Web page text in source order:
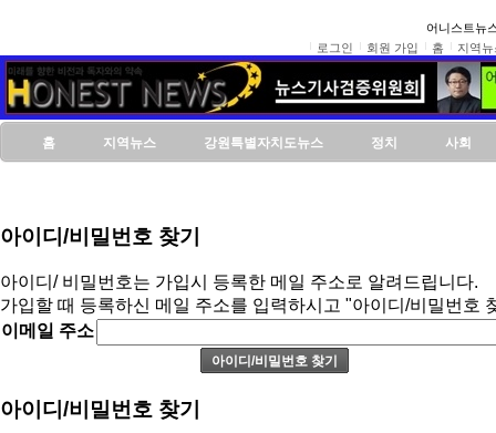
어니스트뉴
로그인
회원 가입 홈 지역뉴
홈 지역뉴스 강원특별자치도뉴스 정치 사회
아이디/비밀번호 찾기
아이디/ 비밀번호는 가입시 등록한 메일 주소로 알려드립니다.
가입할 때 등록하신 메일 주소를 입력하시고 "아이디/비밀번호
이메일 주소
아이디/비밀번호 찾기